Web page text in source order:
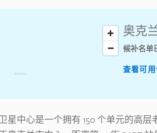
奥克
候补名单
查看可
星中心是一个拥有 150 个单元的高层